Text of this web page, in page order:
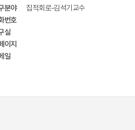
분야
집적회로-김석기교수
번호
실
이지
일